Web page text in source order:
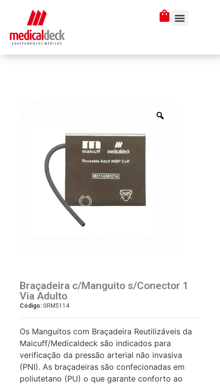
Braçadeira c/Manguito s/Conector 1
Via Adulto
Código: 0RM5114
Os Manguitos com Braçadeira Reutilizáveis da
Maicuff/Medicaldeck são indicados para
verificação da pressão arterial não invasiva
(PNI). As braçadeiras são confecionadas em
poliutetano (PU) o que garante conforto ao